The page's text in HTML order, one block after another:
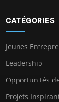
CATÉGORIES
Jeunes
Leadership
Opportunités
Projets